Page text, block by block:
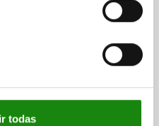
todas